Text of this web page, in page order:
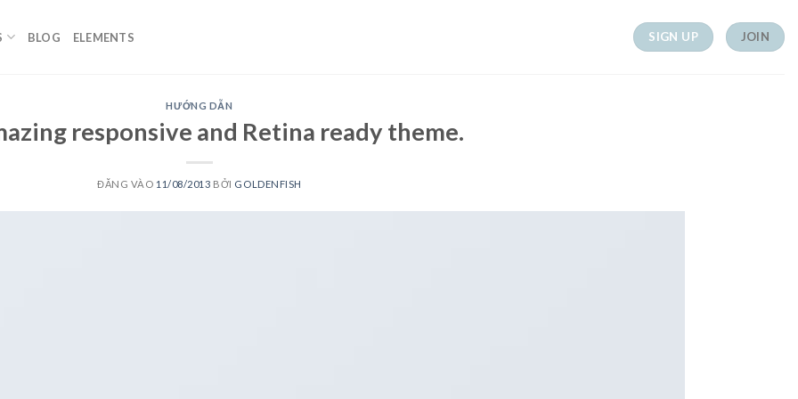
BLOG ELEMENTS SIGN UP JOIN
HƯỚNG DẪN
responsive and Retina ready theme.
ĐĂNG VÀO 11/08/2013 BỞI GOLDENFISH